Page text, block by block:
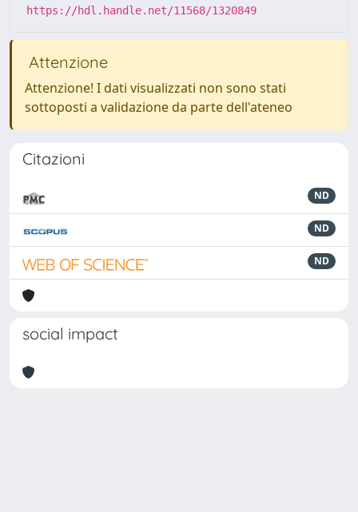
https://hdl.handle.net/11568/1320849
Attenzione
Attenzione! I dati visualizzati non sono stati
sottoposti a validazione da parte dell'ateneo
Citazioni
ND
ND
ND
social impact